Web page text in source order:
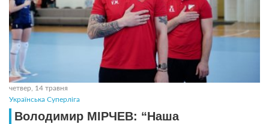
четвер, 14 травня
Українська Суперліга
Володимир МІРЧЕВ: “Наша